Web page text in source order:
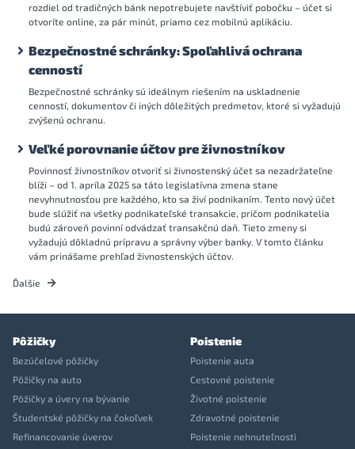
rozdiel od tradičných bánk nepotrebujete navštíviť pobočku – účet si
otvoríte online, za pár minút, priamo cez mobilnú aplikáciu.
Bezpečnostné schránky: Spoľahlivá ochrana
cenností
Bezpečnostné schránky sú ideálnym riešením na uskladnenie
cenností, dokumentov či iných dôležitých predmetov, ktoré si vyžadujú
zvýšenú ochranu.
Veľké porovnanie účtov pre živnostníkov
Povinnosť živnostníkov otvoriť si živnostenský účet sa nezadržateľne
blíži – od 1. apríla 2025 sa táto legislatívna zmena stane
nevyhnutnosťou pre každého, kto sa živí podnikaním. Tento nový účet
bude slúžiť na všetky podnikateľské transakcie, pričom podnikatelia
budú zároveň povinní odvádzať transakčnú daň. Tieto zmeny si
vyžadujú dôkladnú prípravu a správny výber banky. V tomto článku
vám prinášame prehľad živnostenských účtov.
Ďalšie
Pôžičky
Bezúčelové pôžičky
Pôžičky na auto
Pôžičky a úvery na bývanie
Študentské pôžičky na čokoľvek
Refinancovanie úverov
Poistenie
Poistenie auta
Cestovné poistenie
Životné poistenie
Zdravotné poistenie
Poistenie nehnuteľnosti